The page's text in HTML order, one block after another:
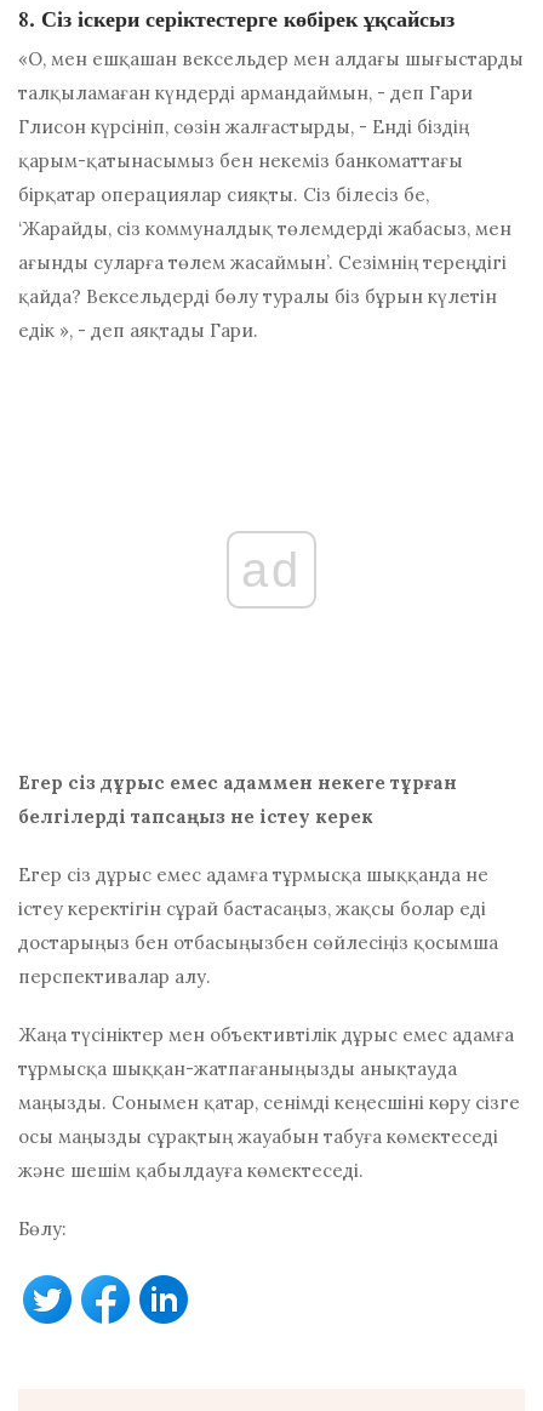
8. Сіз іскери серіктестерге көбірек ұқсайсыз
«О, мен ешқашан вексельдер мен алдағы шығыстарды
талқыламаған күндерді армандаймын, - деп Гари
Глисон күрсініп, сөзін жалғастырды, - Енді біздің
қарым-қатынасымыз бен некеміз банкоматтағы
бірқатар операциялар сияқты. Сіз білесіз бе,
‘Жарайды, сіз коммуналдық төлемдерді жабасыз, мен
ағынды суларға төлем жасаймын’. Сезімнің тереңдігі
қайда? Вексельдерді бөлу туралы біз бұрын күлетін
едік », - деп аяқтады Гари.
ad
Егер сіз дұрыс емес адаммен некеге тұрған
белгілерді тапсаңыз не істеу керек
Егер сіз дұрыс емес адамға тұрмысқа шыққанда не
істеу керектігін сұрай бастасаңыз, жақсы болар еді
достарыңыз бен отбасыңызбен сөйлесіңіз қосымша
перспективалар алу.
Жаңа түсініктер мен объективтілік дұрыс емес адамға
тұрмысқа шыққан-жатпағаныңызды анықтауда
маңызды. Сонымен қатар, сенімді кеңесшіні көру сізге
осы маңызды сұрақтың жауабын табуға көмектеседі
және шешім қабылдауға көмектеседі.
Бөлу: